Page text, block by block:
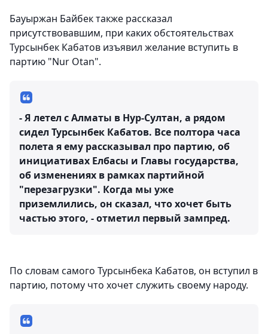
Бауыржан Байбек также рассказал
присутствовавшим, при каких обстоятельствах
Турсынбек Кабатов изъявил желание вступить в
партию "Nur Otan".
- Я летел с Алматы в Нур-Султан, а рядом
сидел Турсынбек Кабатов. Все полтора часа
полета я ему рассказывал про партию, об
инициативах Елбасы и Главы государства,
об изменениях в рамках партийной
"перезагрузки". Когда мы уже
приземлились, он сказал, что хочет быть
частью этого, - отметил первый зампред.
По словам самого Турсынбека Кабатов, он вступил в
партию, потому что хочет служить своему народу.